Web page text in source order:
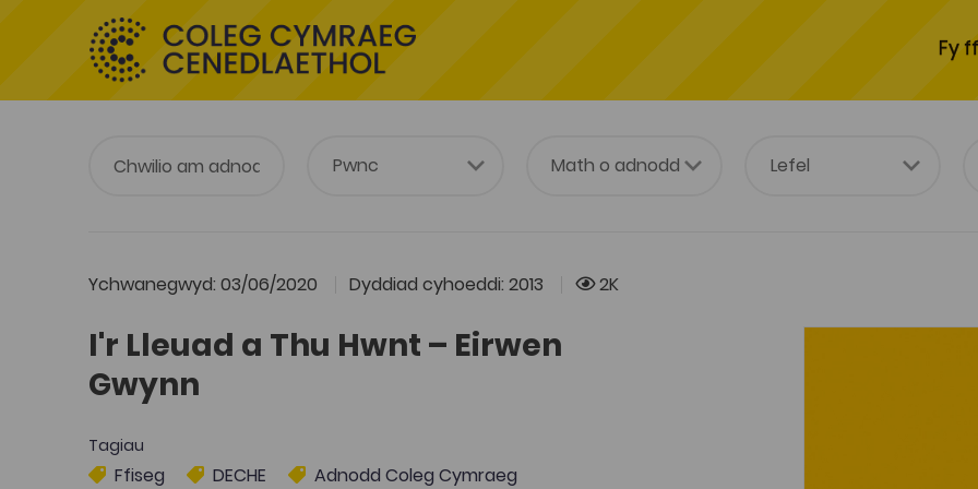
Fy
Ychwanegwyd: 03/06/2020 Dyddiad cyhoeddi: 2013
2K
I'r Lleuad a Thu Hwnt – Eirwen
Gwynn
Tagiau
Ffiseg DECHE Adnodd Coleg Cymraeg